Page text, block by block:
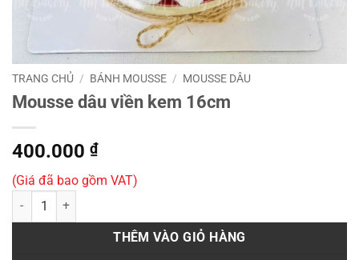
TRANG CHỦ / BÁNH MOUSSE / MOUSSE DÂU
Mousse dâu viền kem 16cm
400.000 ₫
(Giá đã bao gồm VAT)
Mousse dâu viền kem 16cm số lượng
THÊM VÀO GIỎ HÀNG